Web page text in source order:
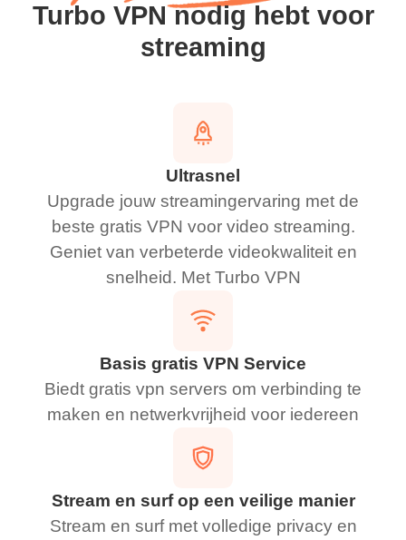
Turbo VPN nodig hebt voor
streaming
Ultrasnel
Upgrade jouw streamingervaring met de
beste gratis VPN voor video streaming.
Geniet van verbeterde videokwaliteit en
snelheid. Met Turbo VPN
Basis gratis VPN Service
Biedt gratis vpn servers om verbinding te
maken en netwerkvrijheid voor iedereen
Stream en surf op een veilige manier
Stream en surf met volledige privacy en